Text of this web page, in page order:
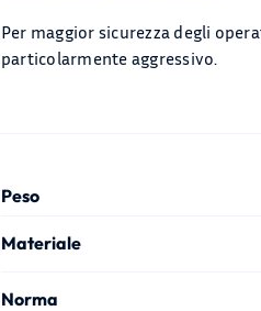
Per maggior sicurezza degli
particolarmente aggressivo.
Peso
Materiale
Norma